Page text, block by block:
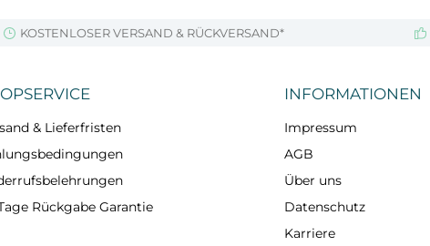
KOSTENLOSER VERSAND & RÜCKVERSAND*
& Lieferfristen
Rückgabe Garantie
INFORMATIONEN
Impressum
AGB
Über uns
Datenschutz
Karriere